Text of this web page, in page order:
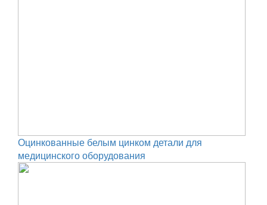
Оцинкованные белым цинком детали для
медицинского оборудования